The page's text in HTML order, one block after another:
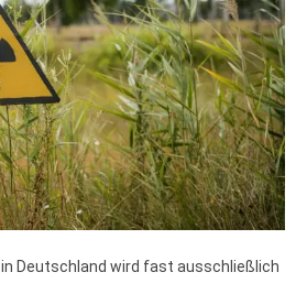
in Deutschland wird fast ausschließlich